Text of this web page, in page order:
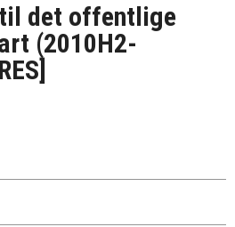
det offentlige
(2010H2-